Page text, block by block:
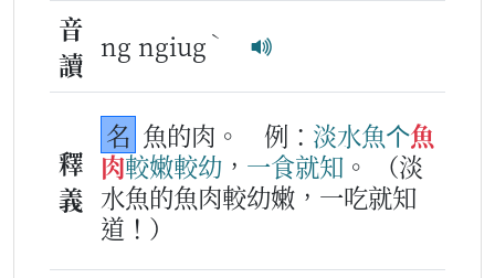
音
讀
ng ngiug ˋ
釋
義
名 魚的肉。 例： 淡水魚个魚
肉較嫩較幼 ， 一食就知 。
（淡
水魚的魚肉較幼嫩，一吃就知
道！）